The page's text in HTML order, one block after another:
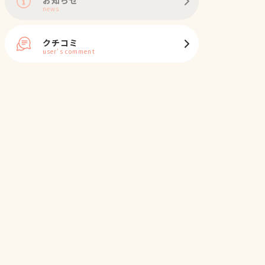
news
クチコミ
user's comment